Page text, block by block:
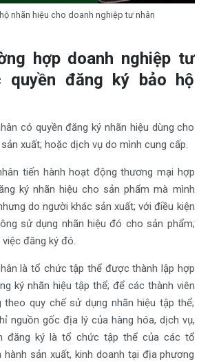
nhãn hiệu cho doanh nghiệp tư nhân
hợp doanh nghiệp tư
quyền đăng ký bảo hộ
có quyền đăng ký nhãn hiệu dùng cho
xuất; hoặc dịch vụ do mình cung cấp.
tiến hành hoạt động thương mại hợp
ký nhãn hiệu cho sản phẩm mà mình
do người khác sản xuất; với điều kiện
sử dụng nhãn hiệu đó cho sản phẩm;
đăng ký đó.
là tổ chức tập thể được thành lập hợp
ký nhãn hiệu tập thể; để các thành viên
theo quy chế sử dụng nhãn hiệu tập thể;
nguồn gốc địa lý của hàng hóa, dịch vụ,
đăng ký là tổ chức tập thể của các tổ
hành sản xuất, kinh doanh tại địa phương